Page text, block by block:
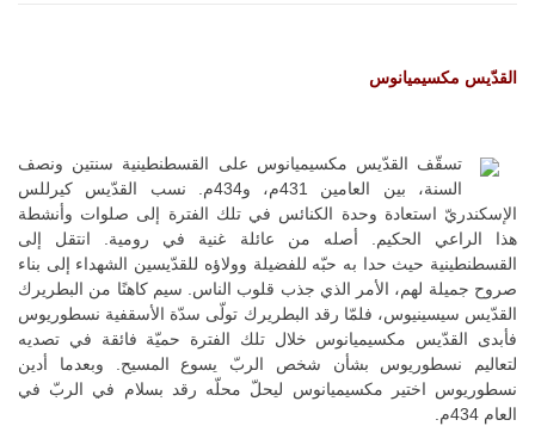
القدّيس مكسيميانوس
تسقّف القدّيس مكسيميانوس على القسطنطينية سنتين ونصف
السنة، بين العامين 431م، و434م. نسب القدّيس كيرللس
الإسكندريّ استعادة وحدة الكنائس في تلك الفترة إلى صلوات وأنشطة
هذا الراعي الحكيم. أصله من عائلة غنية في رومية. انتقل إلى
القسطنطينية حيث حدا به حبّه للفضيلة وولاؤه للقدّيسين الشهداء إلى بناء
صروح جميلة لهم، الأمر الذي جذب قلوب الناس. سيم كاهنًا من البطريرك
القدّيس سيسينيوس، فلمّا رقد البطريرك تولّى سدّة الأسقفية نسطوريوس
فأبدى القدّيس مكسيميانوس خلال تلك الفترة حميّة فائقة في تصديه
لتعاليم نسطوريوس بشأن شخص الربّ يسوع المسيح. وبعدما أدين
نسطوريوس اختير مكسيميانوس ليحلّ محلّه رقد بسلام في الربّ في
العام 434م.